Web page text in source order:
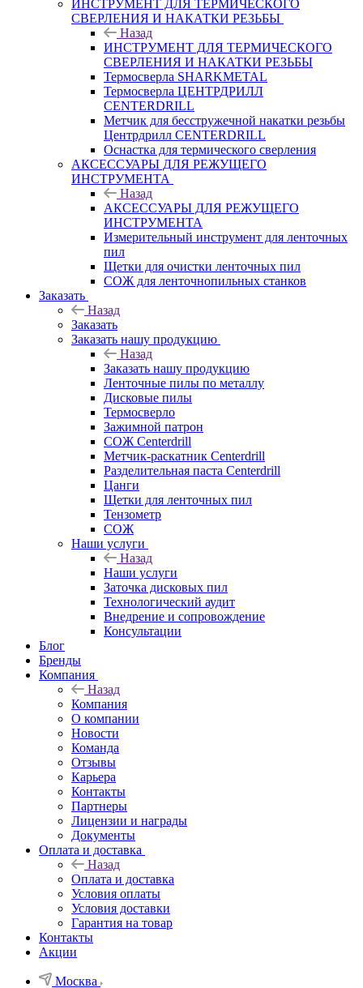
ИНСТРУМЕНТ ДЛЯ ТЕРМИЧЕСКОГО
СВЕРЛЕНИЯ И НАКАТКИ РЕЗЬБЫ
Назад
ИНСТРУМЕНТ ДЛЯ ТЕРМИЧЕСКОГО
СВЕРЛЕНИЯ И НАКАТКИ РЕЗЬБЫ
Термосверла SHARKMETAL
Термосверла ЦЕНТРДРИЛЛ
CENTERDRILL
Метчик для бесстружечной накатки резьбы
Центрдрилл CENTERDRILL
Оснастка для термического сверления
АКСЕССУАРЫ ДЛЯ РЕЖУЩЕГО
ИНСТРУМЕНТА
Назад
АКСЕССУАРЫ ДЛЯ РЕЖУЩЕГО
ИНСТРУМЕНТА
Измерительный инструмент для ленточных
пил
Щетки для очистки ленточных пил
СОЖ для ленточнопильных станков
Заказать
Назад
Заказать
Заказать нашу продукцию
Назад
Заказать нашу продукцию
Ленточные пилы по металлу
Дисковые пилы
Термосверло
Зажимной патрон
СОЖ Centerdrill
Метчик-раскатник Centerdrill
Разделительная паста Centerdrill
Цанги
Щетки для ленточных пил
Тензометр
СОЖ
Наши услуги
Назад
Наши услуги
Заточка дисковых пил
Технологический аудит
Внедрение и сопровождение
Консультации
Блог
Бренды
Компания
Назад
Компания
О компании
Новости
Команда
Отзывы
Карьера
Контакты
Партнеры
Лицензии и награды
Документы
Оплата и доставка
Назад
Оплата и доставка
Условия оплаты
Условия доставки
Гарантия на товар
Контакты
Акции
Москва